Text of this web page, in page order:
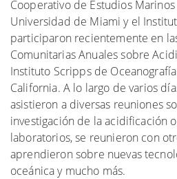
Cooperativo de Estudios
Universidad de Miami y el
participaron recientemente en
Comunitarias Anuales sobre
Instituto Scripps de
California. A lo largo de varios
asistieron a diversas reuniones
investigación de la acidificación
laboratorios, se reunieron con
aprendieron sobre nuevas
oceánica y mucho más.